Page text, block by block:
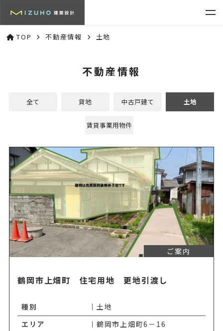
TOP 不動産情報 土地
不動産情報
全て 貸地 中古戸建て 土地
賃貸事業用物件
ご案内
鶴岡市上畑町 住宅用地 更地引渡し
種別
土地
エリア
鶴岡市上畑町6－16